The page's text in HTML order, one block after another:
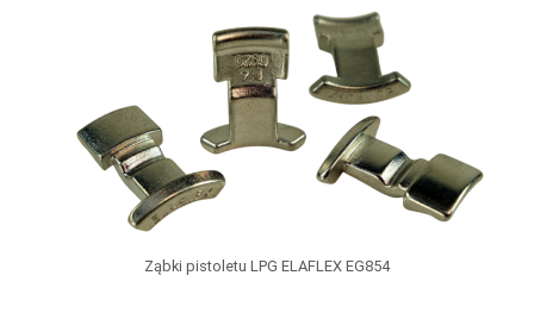
Ząbki pistoletu LPG ELAFLEX EG854